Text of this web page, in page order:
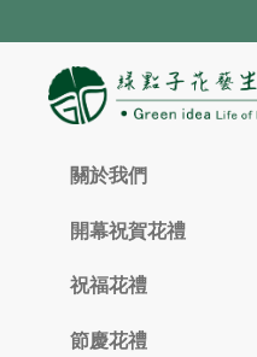
關於我們
開幕祝賀花禮
祝福花禮
節慶花禮